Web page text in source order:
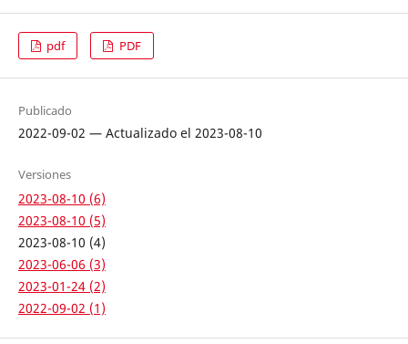
pdf PDF
Publicado
2022-09-02 — Actualizado el 2023-08-10
Versiones
2023-08-10 (6)
2023-08-10 (5)
2023-08-10 (4)
2023-06-06 (3)
2023-01-24 (2)
2022-09-02 (1)